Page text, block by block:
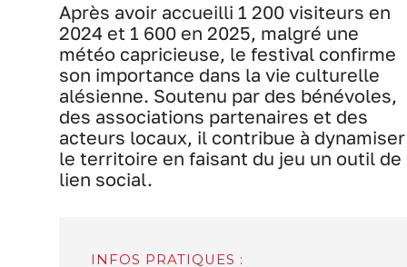
Après avoir accueilli 1 200 visiteurs en
2024 et 1 600 en 2025, malgré une
météo capricieuse, le festival confirme
son importance dans la vie culturelle
alésienne. Soutenu par des bénévoles,
des associations partenaires et des
acteurs locaux, il contribue à dynamiser
le territoire en faisant du jeu un outil de
lien social.
INFOS PRATIQUES :